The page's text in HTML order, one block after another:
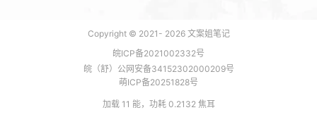
Copyright © 2021- 2026文案姐笔记
皖ICP备2021002332号
皖（舒）公网安备34152302000209号
萌ICP备20251828号
加载 11 能，功耗 0.2132 焦耳